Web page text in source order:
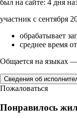
был на сайте: 4 дня
участник с сентября
обрабатывает
среднее время
Общается на языках
Сведения об
Пожаловаться
Понравилось